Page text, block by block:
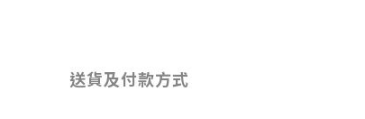
送貨及付款方式